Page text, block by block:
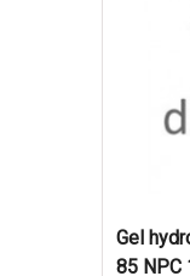
Gel
85 NPC